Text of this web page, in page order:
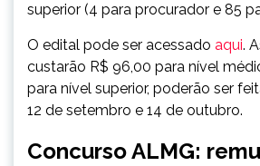
superior (4 para procurador e 85
O edital pode ser acessado aqui.
custarão R$ 96,00 para nível
para nível superior, poderão ser
12 de setembro e 14 de outubro.
Concurso ALMG: